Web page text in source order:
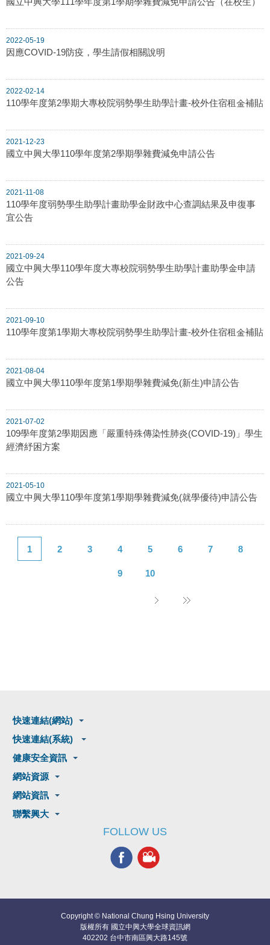
2022-05-19
因應COVID-19防疫，學生請假相關說明
2022-02-14
110學年度第2學期大專校院弱勢學生助學計畫-校外住宿租金補貼
2021-12-23
國立中興大學110學年度第2學期學雜費減免申請公告
2021-11-08
110學年度弱勢學生助學計畫助學金財政中心查調結果及申復事
宜公告
2021-09-24
國立中興大學110學年度大專校院弱勢學生助學計畫助學金申請
公告
2021-09-10
110學年度第1學期大專校院弱勢學生助學計畫-校外住宿租金補貼
2021-08-04
國立中興大學110學年度第1學期學雜費減免(新生)申請公告
2021-07-02
109學年度第2學期因應「嚴重特殊傳染性肺炎(COVID-19)」學生
經濟紓困方案
2021-05-10
國立中興大學110學年度第1學期學雜費減免(就學優待)申請公告
1 2 3 4 5 6 7 8
9 10
快速連結(網站)
快速連結(系統)
健康安全資訊
網站資源
網站資訊
聯繫興大
FOLLOW US
Copyright © National Chung Hsing University
版權所有 國立中興大學全球資訊網
402202 台中市南區興大路145號